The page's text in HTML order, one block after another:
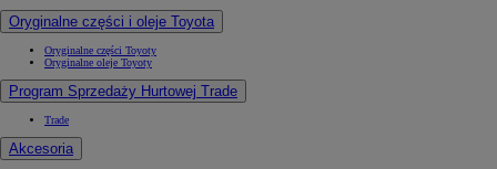
Oryginalne części i oleje Toyota
Oryginalne części Toyoty
Oryginalne oleje Toyoty
Program Sprzedaży Hurtowej Trade
Trade
Akcesoria